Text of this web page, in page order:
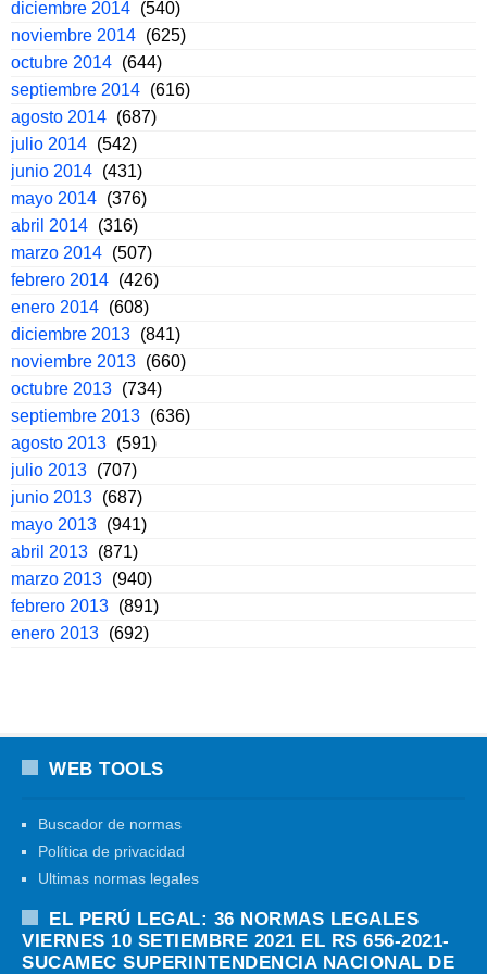
diciembre 2014 (540)
noviembre 2014 (625)
octubre 2014 (644)
septiembre 2014 (616)
agosto 2014 (687)
julio 2014 (542)
junio 2014 (431)
mayo 2014 (376)
abril 2014 (316)
marzo 2014 (507)
febrero 2014 (426)
enero 2014 (608)
diciembre 2013 (841)
noviembre 2013 (660)
octubre 2013 (734)
septiembre 2013 (636)
agosto 2013 (591)
julio 2013 (707)
junio 2013 (687)
mayo 2013 (941)
abril 2013 (871)
marzo 2013 (940)
febrero 2013 (891)
enero 2013 (692)
WEB TOOLS
Buscador de normas
Política de privacidad
Ultimas normas legales
EL PERÚ LEGAL: 36 NORMAS LEGALES
VIERNES 10 SETIEMBRE 2021 EL RS 656-2021-
SUCAMEC SUPERINTENDENCIA NACIONAL DE